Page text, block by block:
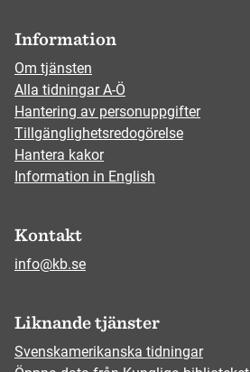
Information
Om tjänsten
Alla tidningar A-Ö
Hantering av personuppgifter
Tillgänglighetsredogörelse
Hantera kakor
Information in English
Kontakt
info@kb.se
Liknande tjänster
Svenskamerikanska tidningar